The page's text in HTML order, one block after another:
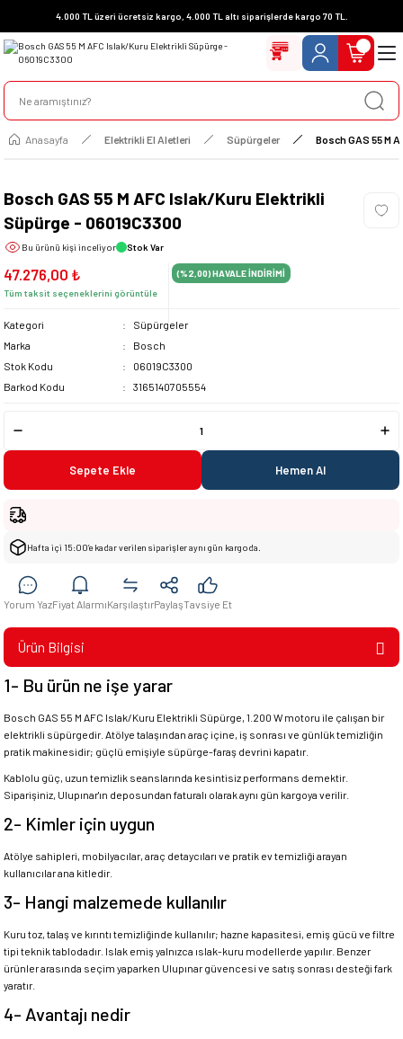
4.000 TL üzeri ücretsiz kargo, 4.000 TL altı siparişlerde kargo 70 TL.
Anasayfa Elektrikli El Aletleri Süpürgeler Bosch GAS 55 M
Bosch GAS 55 M AFC Islak/Kuru Elektrikli
Süpürge - 06019C3300
Bu ürünü kişi inceliyor Stok Var
47.276,00 ₺
Tüm taksit seçeneklerini görüntüle
(%2,00)HAVALE İNDİRİMİ
Kategori
Süpürgeler
Marka
Bosch
Stok Kodu
06019C3300
Barkod Kodu
3165140705554
Sepete Ekle Hemen Al
Hafta içi 15:00’e kadar verilen siparişler aynı gün kargoda.
Yorum YazFiyat AlarmıKarşılaştırPaylaşTavsiye Et
Ürün Bilgisi
1- Bu ürün ne işe yarar
Bosch GAS 55 M AFC Islak/Kuru Elektrikli Süpürge, 1.200 W motoru ile çalışan bir
elektrikli süpürgedir. Atölye talaşından araç içine, iş sonrası ve günlük temizliğin
pratik makinesidir; güçlü emişiyle süpürge-faraş devrini kapatır.
Kablolu güç, uzun temizlik seanslarında kesintisiz performans demektir.
Siparişiniz, Ulupınar'ın deposundan faturalı olarak aynı gün kargoya verilir.
2- Kimler için uygun
Atölye sahipleri, mobilyacılar, araç detaycıları ve pratik ev temizliği arayan
kullanıcılar ana kitledir.
3- Hangi malzemede kullanılır
Kuru toz, talaş ve kırıntı temizliğinde kullanılır; hazne kapasitesi, emiş gücü ve filtre
tipi teknik tablodadır. Islak emiş yalnızca ıslak-kuru modellerde yapılır. Benzer
ürünler arasında seçim yaparken Ulupınar güvencesi ve satış sonrası desteği fark
yaratır.
4- Avantajı nedir